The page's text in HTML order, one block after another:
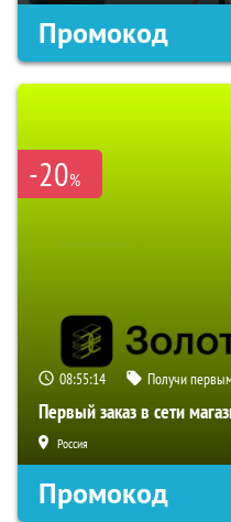
Промокод
-20%
08:55:13 Получи
Первый заказ в сети
Россия
Промокод